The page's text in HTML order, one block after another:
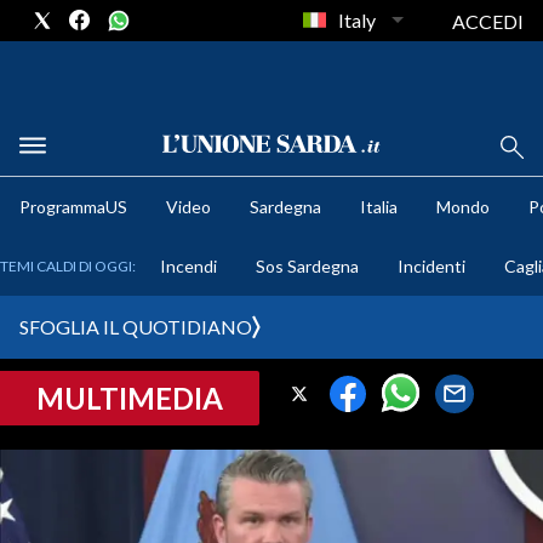
METEO
CRONACA SARDEGNA
PROVINCIA DI CAGLIARI
SULCIS IGLESIENTE
Italy ACCEDI
ProgrammaUS Video Sardegna Italia Mondo
TEMI CALDI DI OGGI: Incendi Sos Sardegna Incidenti
SFOGLIA IL QUOTIDIANO
MULTIMEDIA